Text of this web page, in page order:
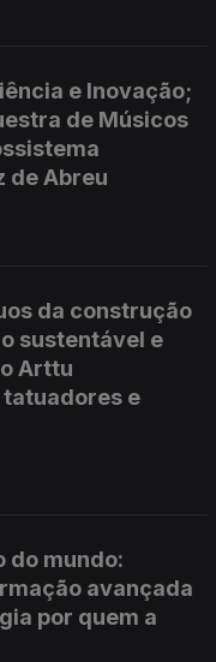
e Inovação;
de Músicos
de Abreu
da construção
sustentável e
Arttu
e
do mundo:
avançada
por quem a